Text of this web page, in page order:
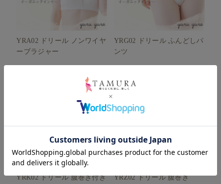
YRA02 ドリール ノンワイヤ
ーブラジャー
YRG02 ドリール ふんどしパ
ンツ
YRK02 ドリール 腹巻き付き
YRZ02 ドリール 腹巻き